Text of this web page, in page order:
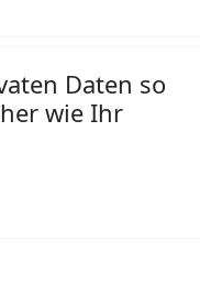
Daten so
wie Ihr